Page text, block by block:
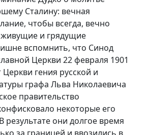
Сталину: вечная
чтобы всегда, вечно
и грядущие
вспомнить, что Синод
Церкви 22 февраля 1901
Церкви гения русской и
графа Льва Николаевича
правительство
некоторые его
результате они долгое время